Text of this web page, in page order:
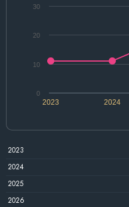
2024
2023
0
10
20
30
2023
2024
2025
2026